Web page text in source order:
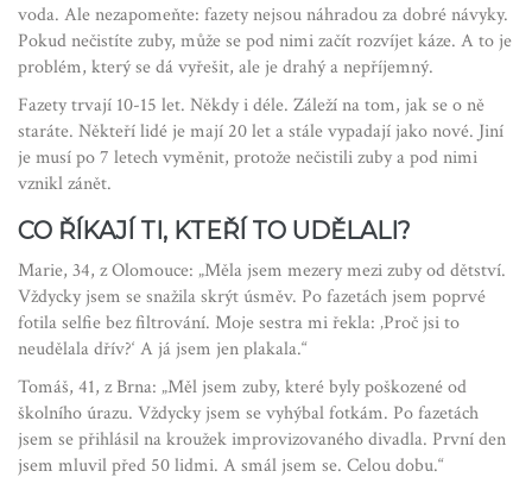
voda. Ale nezapomeňte: fazety nejsou náhradou za dobré návyky.
Pokud nečistíte zuby, může se pod nimi začít rozvíjet káze. A to je
problém, který se dá vyřešit, ale je drahý a nepříjemný.
Fazety trvají 10-15 let. Někdy i déle. Záleží na tom, jak se o ně
staráte. Někteří lidé je mají 20 let a stále vypadají jako nové. Jiní
je musí po 7 letech vyměnit, protože nečistili zuby a pod nimi
vznikl zánět.
CO ŘÍKAJÍ TI, KTEŘÍ TO UDĚLALI?
Marie, 34, z Olomouce: „Měla jsem mezery mezi zuby od dětství.
Vždycky jsem se snažila skrýt úsměv. Po fazetách jsem poprvé
fotila selfie bez filtrování. Moje sestra mi řekla: ‚Proč jsi to
neudělala dřív?‘ A já jsem jen plakala.“
Tomáš, 41, z Brna: „Měl jsem zuby, které byly poškozené od
školního úrazu. Vždycky jsem se vyhýbal fotkám. Po fazetách
jsem se přihlásil na kroužek improvizovaného divadla. První den
jsem mluvil před 50 lidmi. A smál jsem se. Celou dobu.“